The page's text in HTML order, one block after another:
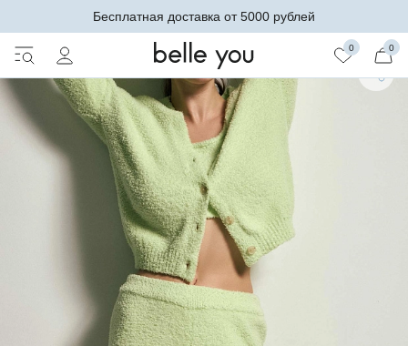
Бесплатная доставка от 5000 рублей
0 0